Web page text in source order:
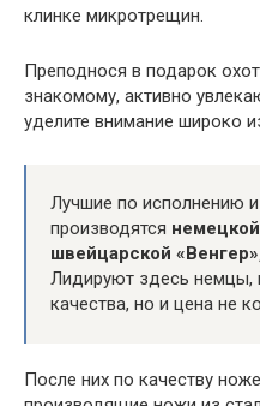
клинке микротрещин.
Преподнося в подарок
знакомому, активно
уделите внимание широко
Лучшие по исполнению
производятся
швейцарской
Лидируют здесь немцы,
качества, но и цена не
После них по качеству